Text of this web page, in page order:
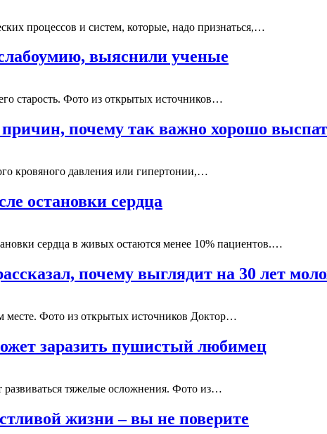
процессов и систем, которые, надо признаться,…
выяснили ученые
старость. Фото из открытых источников…
почему так важно хорошо
кровяного давления или гипертонии,…
остановки сердца
сердца в живых остаются менее 10% пациентов.…
почему выглядит на 30 лет
Фото из открытых источников Доктор…
заразить пушистый любимец
тяжелые осложнения. Фото из…
жизни – вы не поверите